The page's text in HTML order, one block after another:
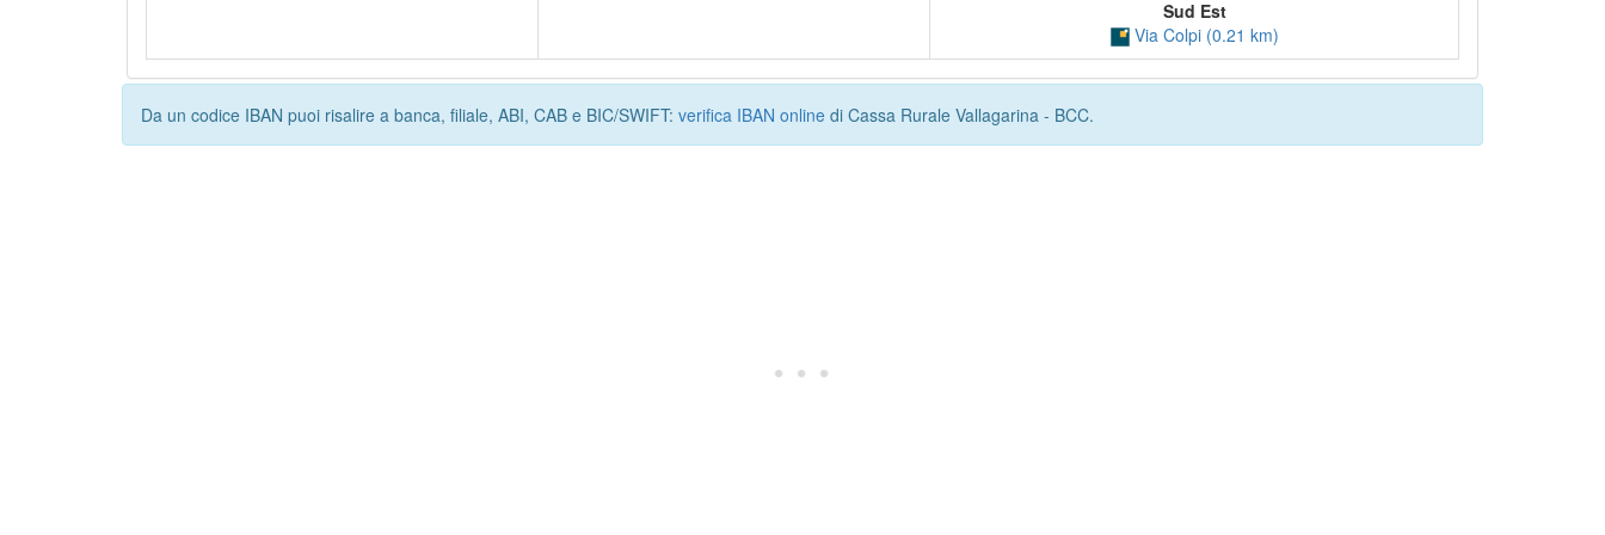
Sud Est
Via Colpi (0.21 km)
Da un codice IBAN puoi risalire a banca, filiale, ABI, CAB e BIC/SWIFT: verifica IBAN online di Cassa Rurale Vallagarina - BCC.